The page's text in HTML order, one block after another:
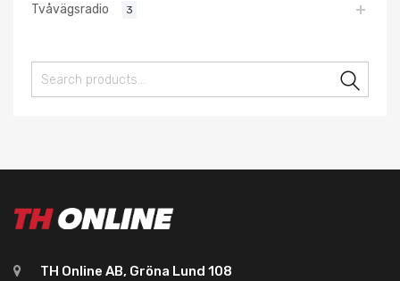
Tvåvägsradio 3
TH Online AB, Gröna Lund 108